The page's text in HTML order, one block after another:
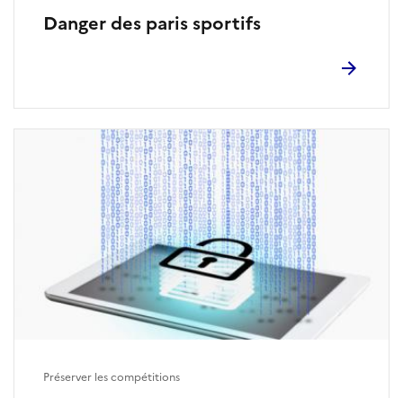
Danger des paris sportifs
Préserver les compétitions